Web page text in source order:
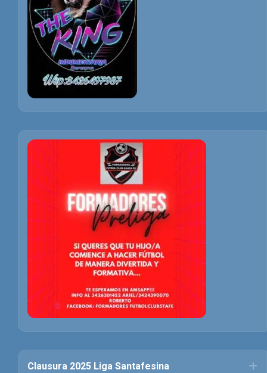
Clausura 2025 Liga Santafesina